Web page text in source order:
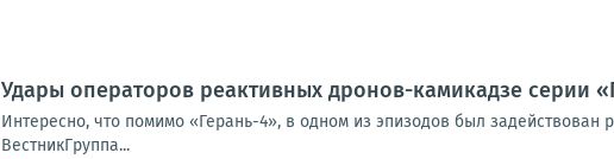
Удары операторов реактивных дронов-камикадзе серии
Интересно, что помимо «Герань-4», в одном из эпизодов был
ВестникГруппа...